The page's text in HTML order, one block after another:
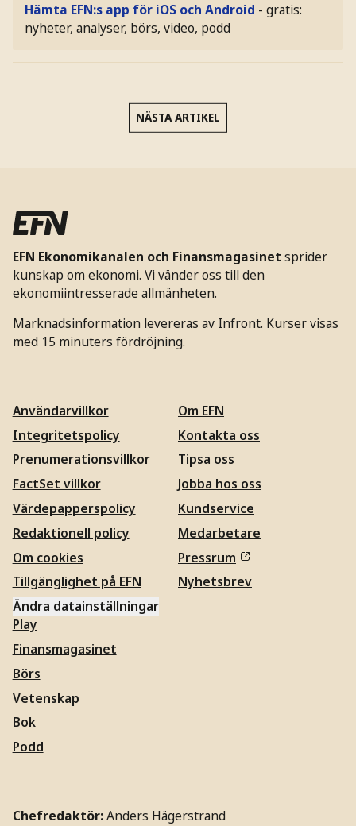
Hämta EFN:s app för iOS och Android - gratis:
nyheter, analyser, börs, video, podd
NÄSTA ARTIKEL
EFN Ekonomikanalen och Finansmagasinet sprider
kunskap om ekonomi. Vi vänder oss till den
ekonomiintresserade allmänheten.
Marknadsinformation levereras av Infront. Kurser visas
med 15 minuters fördröjning.
Användarvillkor
Integritetspolicy
Prenumerationsvillkor
FactSet villkor
Värdepapperspolicy
Redaktionell policy
Om cookies
Tillgänglighet på EFN
Ändra datainställningar
Om EFN
Kontakta oss
Tipsa oss
Jobba hos oss
Kundservice
Medarbetare
Pressrum
Nyhetsbrev
Play
Finansmagasinet
Börs
Vetenskap
Bok
Podd
Chefredaktör:Anders Hägerstrand